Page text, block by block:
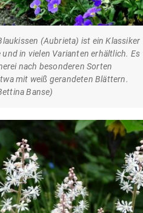
(Aubrieta) ist ein Klassiker
in vielen Varianten erhältlich. Es
nach besonderen Sorten
mit weiß gerandeten Blättern.
Banse)